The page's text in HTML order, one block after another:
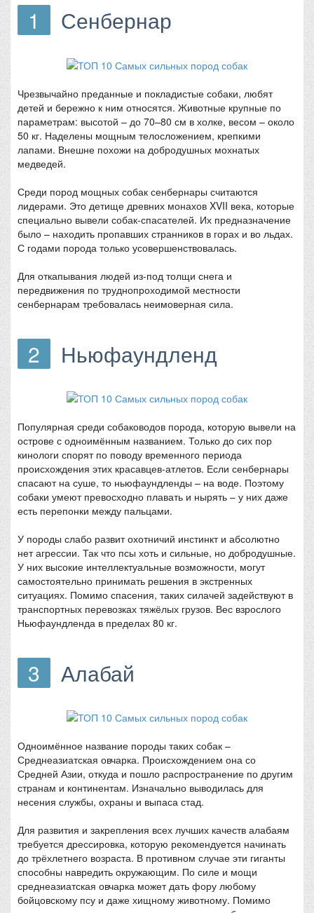
1 Сенбернар
Чрезвычайно преданные и покладистые собаки, любят
детей и бережно к ним относятся. Животные крупные по
параметрам: высотой – до 70–80 см в холке, весом – около
50 кг. Наделены мощным телосложением, крепкими
лапами. Внешне похожи на добродушных мохнатых
медведей.
Среди пород мощных собак сенбернары считаются
лидерами. Это детище древних монахов XVII века, которые
специально вывели собак-спасателей. Их предназначение
было – находить пропавших странников в горах и во льдах.
С годами порода только усовершенствовалась.
Для откапывания людей из-под толщи снега и
передвижения по труднопроходимой местности
сенбернарам требовалась неимоверная сила.
2 Ньюфаундленд
Популярная среди собаководов порода, которую вывели на
острове с одноимённым названием. Только до сих пор
кинологи спорят по поводу временного периода
происхождения этих красавцев-атлетов. Если сенбернары
спасают на суше, то ньюфаундленды – на воде. Поэтому
собаки умеют превосходно плавать и нырять – у них даже
есть перепонки между пальцами.
У породы слабо развит охотничий инстинкт и абсолютно
нет агрессии. Так что псы хоть и сильные, но добродушные.
У них высокие интеллектуальные возможности, могут
самостоятельно принимать решения в экстренных
ситуациях. Помимо спасения, таких силачей задействуют в
транспортных перевозках тяжёлых грузов. Вес взрослого
Ньюфаундленда в пределах 80 кг.
3 Алабай
Одноимённое название породы таких собак –
Среднеазиатская овчарка. Происхождением она со
Средней Азии, откуда и пошло распространение по другим
странам и континентам. Изначально выводилась для
несения службы, охраны и выпаса стад.
Для развития и закрепления всех лучших качеств алабаям
требуется дрессировка, которую рекомендуется начинать
до трёхлетнего возраста. В противном случае эти гиганты
способны навредить окружающим. По силе и мощи
среднеазиатская овчарка может дать фору любому
бойцовскому псу и даже хищному животному. Помимо